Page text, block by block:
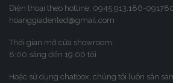
Điện thoại theo hotline: 0945.913.186-
hoanggiadenled@gmail.com
Thời gian mở cửa showroom:
8:00 sáng đến 19:00 tối
Hoặc sử dụng chatbox, chúng tôi luôn sẳn